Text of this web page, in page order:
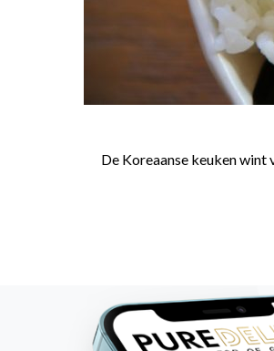
De Koreaanse keuken wint